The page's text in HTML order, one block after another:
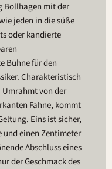
Bollhagen mit der
jeden in die süße
oder kandierte
Bühne für den
Charakteristisch
von der
Fahne, kommt
Eins ist sicher,
einen Zentimeter
Abschluss eines
der Geschmack des